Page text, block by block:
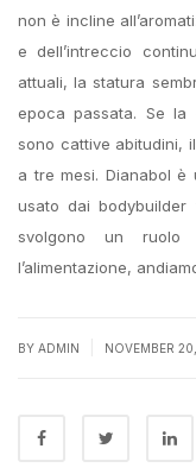
non è incline
e dell’intreccio
attuali, la statura
epoca passata. Se
sono cattive abitudini,
a tre mesi. Dianabol
usato dai bodybuilder
svolgono un ruolo
l’alimentazione,
BY ADMIN NOVEMBER